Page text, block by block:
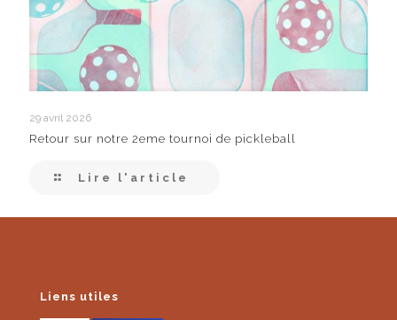
29 avril 2026
Retour sur notre 2eme tournoi de pickleball
Lire l'article
Liens utiles